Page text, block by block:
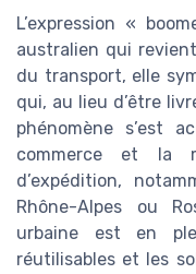
L’expression «
australien qui
du transport, elle
qui, au lieu d’être
phénomène s’est
commerce et la
d’expédition,
Rhône-Alpes ou
urbaine est en
réutilisables et les